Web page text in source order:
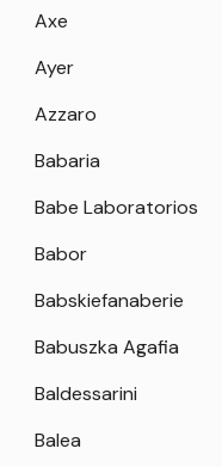
Axe
Ayer
Azzaro
Babaria
Babe Laboratorios
Babor
Babskiefanaberie
Babuszka Agafia
Baldessarini
Balea